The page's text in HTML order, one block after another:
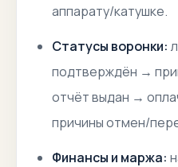
аппарату/катушке.
Статусы воронки:
подтверждён →
отчёт выдан →
причины отмен/
Финансы и маржа: